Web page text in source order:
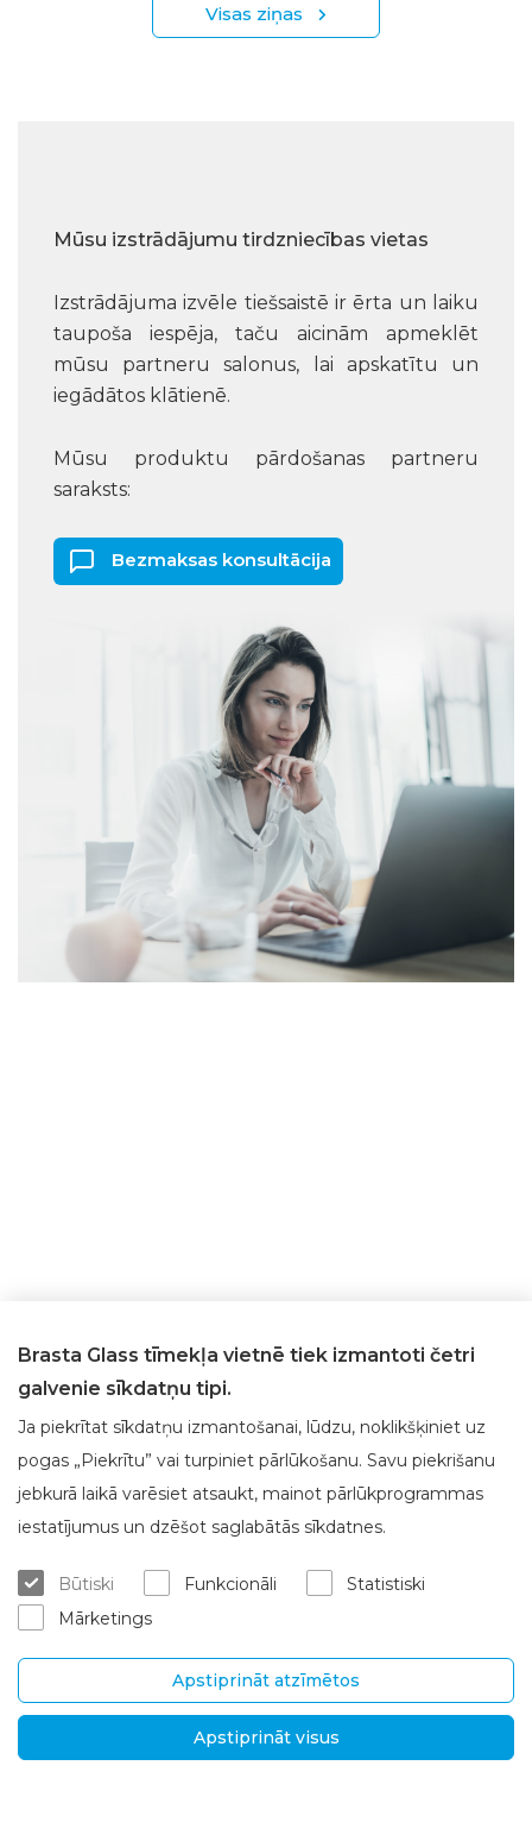
Visas ziņas
Mūsu izstrādājumu tirdzniecības vietas
Izstrādājuma izvēle tiešsaistē ir ērta un laiku
taupoša iespēja, taču aicinām apmeklēt
mūsu partneru salonus, lai apskatītu un
iegādātos klātienē.
Mūsu produktu pārdošanas partneru
saraksts:
Bezmaksas konsultācija
Par Brasta Glass
Par mums
Karjera
Klientu apkalpošana
Kur iegādāties
Mērījumi un konsultācijas
Garantijas un pēcgarantijas se
Piegāde un atgriešana
Informācija
D.U.K.
SIA "Brasta Latvia“
Ganību dambis 7a, LV-
Brasta Glass tīmekļa vietnē tiek izmantoti četri
galvenie sīkdatņu tipi.
Ja piekrītat sīkdatņu izmantošanai, lūdzu, noklikšķiniet uz
pogas „Piekrītu” vai turpiniet pārlūkošanu. Savu piekrišanu
jebkurā laikā varēsiet atsaukt, mainot pārlūkprogrammas
iestatījumus un dzēšot saglabātās sīkdatnes.
Būtiski Funkcionāli
Statistiski
Mārketings
Apstiprināt atzīmētos
Apstiprināt visus